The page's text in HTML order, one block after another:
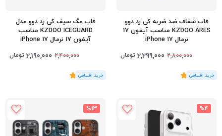
قاب شفاف ضد ضربه کی زد دوو
KZDOO ARES مناسب آیفون 17
نرمال iPhone 17
2,800,000
2,299,000 تومان
(2 رای)
5
قاب مگ سیف کی‌ زد دوو مدل
KZDOO ICEGUARD مناسب
آیفون 17 نرمال iPhone 17
2,400,000
2,190,000 تومان
(2 رای)
5
%4
%13